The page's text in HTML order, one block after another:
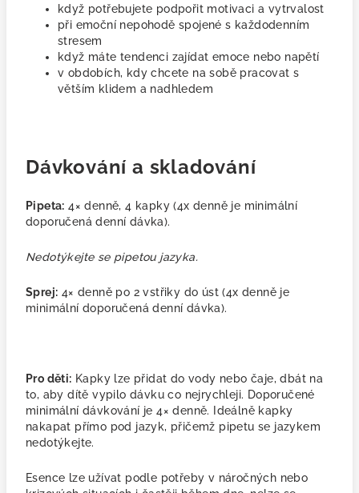
když potřebujete podpořit motivaci a vytrvalost
při emoční nepohodě spojené s každodenním
stresem
když máte tendenci zajídat emoce nebo napětí
v obdobích, kdy chcete na sobě pracovat s
větším klidem a nadhledem
Dávkování a skladování
Pipeta: 4× denně, 4 kapky (4x denně je minimální
doporučená denní dávka).
Nedotýkejte se pipetou jazyka.
Sprej: 4× denně po 2 vstřiky do úst (4x denně je
minimální doporučená denní dávka).
Pro děti: Kapky lze přidat do vody nebo čaje, dbát na
to, aby dítě vypilo dávku co nejrychleji. Doporučené
minimální dávkování je 4× denně. Ideálně kapky
nakapat přímo pod jazyk, přičemž pipetu se jazykem
nedotýkejte.
Esence lze užívat podle potřeby v náročných nebo